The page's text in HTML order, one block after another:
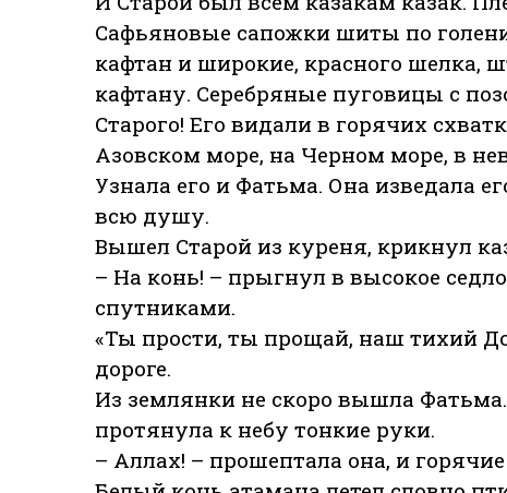
Сафьяновые сапожки шиты по
кафтан и широкие, красного
кафтану. Серебряные пуговицы с
Старого! Его видали в горячих
Азовском море, на Черном море, в
Узнала его и Фатьма. Она изведала
всю душу.
Вышел Старой из куреня, крикнул
– На конь! – прыгнул в высокое
спутниками.
«Ты прости, ты прощай, наш тихий
дороге.
Из землянки не скоро вышла
протянула к небу тонкие руки.
– Аллах! – прошептала она, и